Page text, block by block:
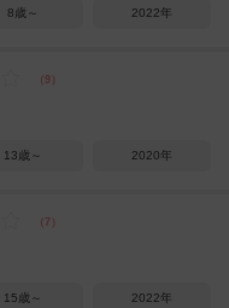
8歳～ 2022年
13歳～ 2020年
15歳～ 2022年